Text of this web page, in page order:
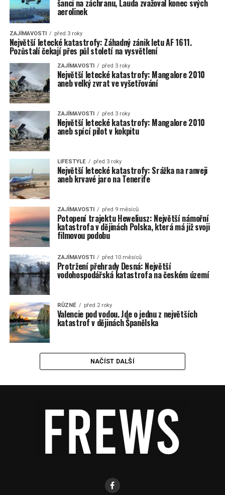
šanci na záchranu, Lauda zvažoval konec svých
aerolinek
ZAJÍMAVOSTI před 3 roky
Největší letecké katastrofy: Záhadný zánik letu AF 1611.
Pozůstalí čekají přes půl století na vysvětlení
ZAJÍMAVOSTI před 3 roky
Největší letecké katastrofy: Mangalore 2010
aneb velký zvrat ve vyšetřování
ZAJÍMAVOSTI před 3 roky
Největší letecké katastrofy: Mangalore 2010
aneb spící pilot v kokpitu
LIFESTYLE před 3 roky
Největší letecké katastrofy: Srážka na ranveji
aneb krvavé jaro na Tenerife
ZAJÍMAVOSTI před 9 měsíců
Potopení trajektu Heweliusz: Největší námořní
katastrofa v dějinách Polska, která má již svoji
filmovou podobu
ZAJÍMAVOSTI před 10 měsíců
Protržení přehrady Desná: Největší
vodohospodářská katastrofa na českém území
RŮZNÉ před 2 roky
Valencie pod vodou. Jde o jednu z největších
katastrof v dějinách Španělska
NAČÍST DALŠÍ